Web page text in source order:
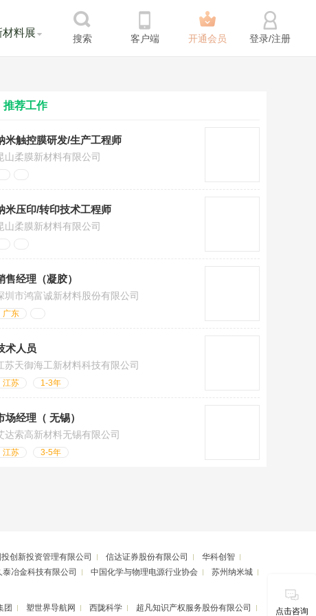
材料展 搜索 客户端 开通会员 登录/注册
推荐工作
米触控膜研发/生产工程师
山柔膜新材料有限公司
米压印/转印技术工程师
山柔膜新材料有限公司
售经理（凝胶）
圳市鸿富诚新材料股份有限公司
广东
术人员
苏天御海工新材料科技有限公司
江苏 1-3年
场经理（ 无锡）
达索高新材料无锡有限公司
江苏 3-5年
投创新投资管理有限公司 信达证券股份有限公司
华科创智
泰冶金科技有限公司 中国化学与物理电源行业协会
苏州纳米城
团 塑世界导航网 西陇科学 超凡知识产权服务股份有限公司 点击咨询